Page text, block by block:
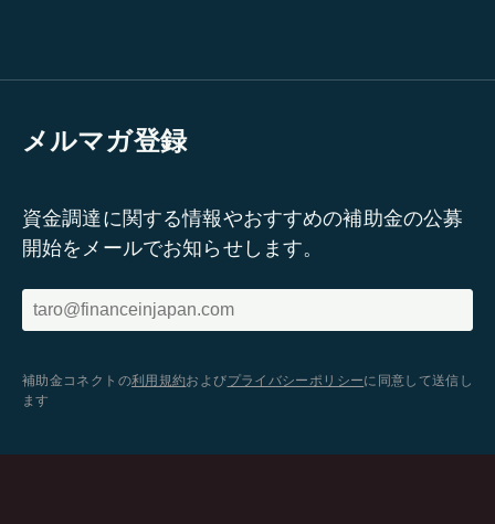
メルマガ登録
資金調達に関する情報やおすすめの補助金の公募
開始をメールでお知らせします。
補助金コネクトの利用規約およびプライバシーポリシーに同意して送信し
ます